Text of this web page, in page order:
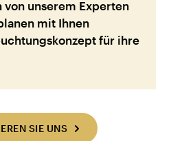
von unserem Experten
mit Ihnen
für ihre
SIE UNS